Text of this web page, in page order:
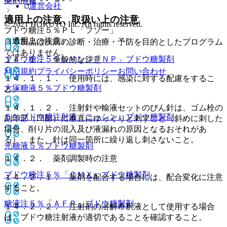
ブドウ糖注５％ＰＬ「フソー」
ブドウ糖注５％シリンジ「ＮＰ」 ブドウ糖製剤
大塚糖液５％ブドウ糖製剤
５％ブドウ糖注射液「ニッシン」 ブドウ糖製剤
光糖液５％ブドウ糖製剤
ブドウ糖注５％「ＣＭＸ」ブドウ糖製剤
糖液注５％「ＡＦＰ」ブドウ糖製剤
適用上の注意、取扱い上の注意
（適用上の注意）
１４．１． 全般的な注意
１４．１．１． 使用時には、感染に対する配慮をするこ
と。
１４．１．２． 注射針や輸液セットのびん針は、ゴム栓の
刻印部（凹部）に垂直にゆっくりと刺すこと（斜めに刺した
場合、削り片の混入及び液漏れの原因となるおそれがあ
る）、また、針は同一箇所に繰り返し刺さないこと。
１４．２． 薬剤調製時の注意
１４．２．１． 薬剤を配合する場合には、配合変化に注意
すること。
１４．２．２． 注射剤の溶解希釈液として使用する場合
は、ブドウ糖注射液が適切であることを確認すること。
運営会社
© 2021 HOKUTO Inc. All rights reserved.
※本製品は疾病の診断・治療・予防を目的としたプログラム
ではありません。
利用規約プライバシーポリシーお問い合わせ